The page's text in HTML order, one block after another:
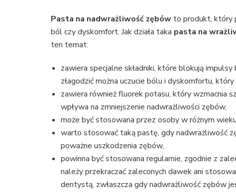
Pasta na nadwrażliwość zębów to produkt, który
ból czy dyskomfort. Jak działa taka pasta na
ten temat:
zawiera specjalne składniki, które blokują
złagodzić można uczucie bólu i dyskomfortu,
zawiera również fluorek potasu, który wzmacnia
wpływa na zmniejszenie nadwrażliwości zębów,
może być stosowana przez osoby w różnym
warto stosować taką pastę, gdy nadwrażliwość
poważne uszkodzenia zębów,
powinna być stosowana regularnie, zgodnie z
należy przekraczać zaleconych dawek ani
dentystą, zwłaszcza gdy nadwrażliwość zębów